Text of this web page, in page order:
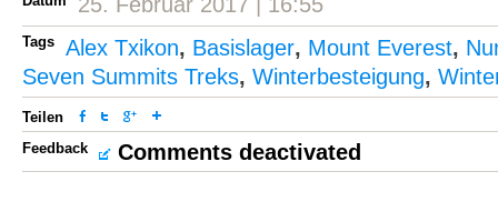
Tags Alex Txikon, Basislager, Mount Everest,
Seven Summits Treks, Winterbesteigung,
Teilen
Feedback
Comments deactivated